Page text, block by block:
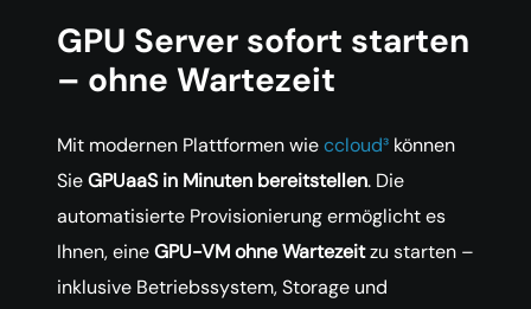
GPU Server sofort starten
– ohne Wartezeit
Mit modernen Plattformen wieccloud³ können
SieGPUaaS in Minuten bereitstellen. Die
automatisierte Provisionierung ermöglicht es
Ihnen, eineGPU-VM ohne Wartezeitzu starten –
inklusive Betriebssystem, Storage und